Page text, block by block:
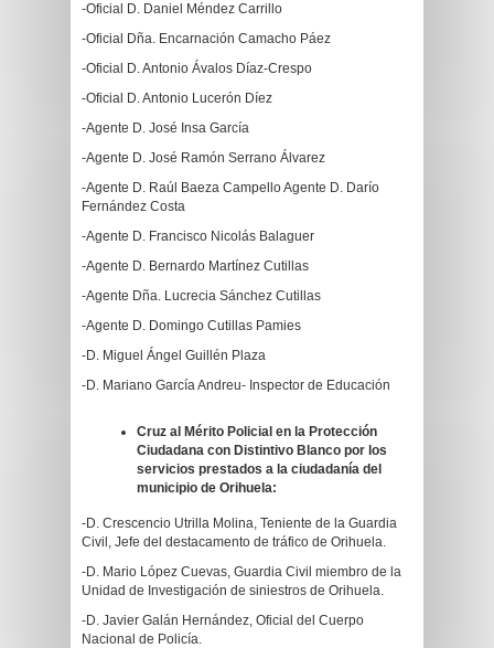
-Oficial D. Daniel Méndez Carrillo
-Oficial Dña. Encarnación Camacho Páez
-Oficial D. Antonio Ávalos Díaz-Crespo
-Oficial D. Antonio Lucerón Díez
-Agente D. José Insa García
-Agente D. José Ramón Serrano Álvarez
-Agente D. Raúl Baeza Campello Agente D. Darío
Fernández Costa
-Agente D. Francisco Nicolás Balaguer
-Agente D. Bernardo Martínez Cutillas
-Agente Dña. Lucrecia Sánchez Cutillas
-Agente D. Domingo Cutillas Pamies
-D. Miguel Ángel Guillén Plaza
-D. Mariano García Andreu- Inspector de Educación
Cruz al Mérito Policial en la Protección
Ciudadana con Distintivo Blanco por los
servicios prestados a la ciudadanía del
municipio de Orihuela:
-D. Crescencio Utrilla Molina, Teniente de la Guardia
Civil, Jefe del destacamento de tráfico de Orihuela.
-D. Mario López Cuevas, Guardia Civil miembro de la
Unidad de Investigación de siniestros de Orihuela.
-D. Javier Galán Hernández, Oficial del Cuerpo
Nacional de Policía.